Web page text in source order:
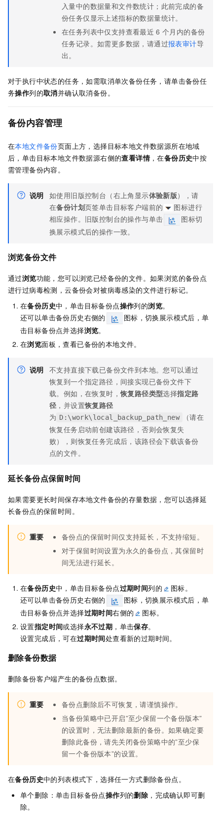
入量中的数据量和文件数统计；此前完成的备
份任务仅显示上述指标的数据量统计。
在任务列表中仅支持查看最近 6 个月内的备份
任务记录。如需更多数据，请通过报表审计导
出。
对于执行中状态的任务，如需取消单次备份任务，请单击备份任
务操作列的取消并确认取消备份。
备份内容管理
在本地文件备份页面上方，选择目标本地文件数据源所在地域
后，单击目标本地文件数据源右侧的查看详情，在备份历史中按
需管理备份内容。
说明 如使用旧版控制台（右上角显示体验新版），请
在备份计划页签单击目标客户端前的
图标进行
相应操作。旧版控制台的操作与单击
图标切
换展示模式后的操作一致。
浏览备份文件
通过浏览功能，您可以浏览已经备份的文件。如果浏览的备份点
进行过病毒检测，云备份会对被病毒感染的文件进行标记。
在备份历史中，单击目标备份点操作列的浏览。
还可以单击备份历史右侧的
图标，切换展示模式后，单
击目标备份点并选择浏览。
在浏览面板，查看已备份的本地文件。
说明 不支持直接下载已备份文件到本地。您可以通过
恢复到一个指定路径，间接实现已备份文件下
载。例如，在恢复时，恢复路径类型选择指定路
径 ，并设置恢复路径
为 D:\work\local_backup_path_new
（请在
恢复任务启动前创建该路径，否则会恢复失
败），则恢复任务完成后，该路径会下载该备份
点的文件。
延长备份点保留时间
如果需要更长时间保存本地文件备份的存量数据，您可以选择延
长备份点的保留时间。
重要
备份点的保留时间仅支持延长，不支持缩短。
对于保留时间设置为永久的备份点，其保留时
间无法进行延长。
在备份历史中，单击目标备份点过期时间列的
图标。
还可以单击备份历史右侧的
图标，切换展示模式后，单
击目标备份点并选择过期时间右侧的
图标。
设置指定时间或选择永不过期 ，单击保存。
设置完成后，可在过期时间处查看新的过期时间。
删除备份数据
删除备份客户端产生的备份点数据。
重要
备份点删除后不可恢复，请谨慎操作。
当备份策略中已开启”至少保留一个备份版本”
的设置时，无法删除最新的备份。如果确定要
删除此备份，请先关闭备份策略中的”至少保
留一个备份版本”的设置。
在备份历史中的列表模式下，选择任一方式删除备份点。
单个删除：单击目标备份点操作列的删除 ，完成确认即可删
除。